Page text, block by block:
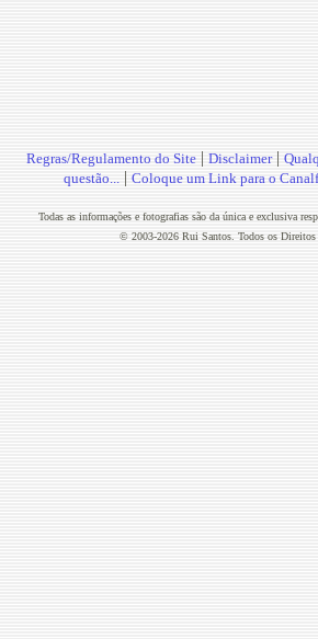
Regras/Regulamento do Site | Disclaimer|
questão... | Coloque um Link para o
Todas as informações e fotografias são da única e exclusiva
© 2003-2026 Rui Santos. Todos os Direitos